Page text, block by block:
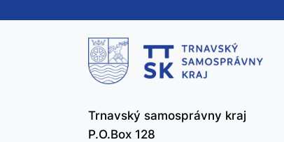
Trnavský samosprávny kraj
P.O.Box 128